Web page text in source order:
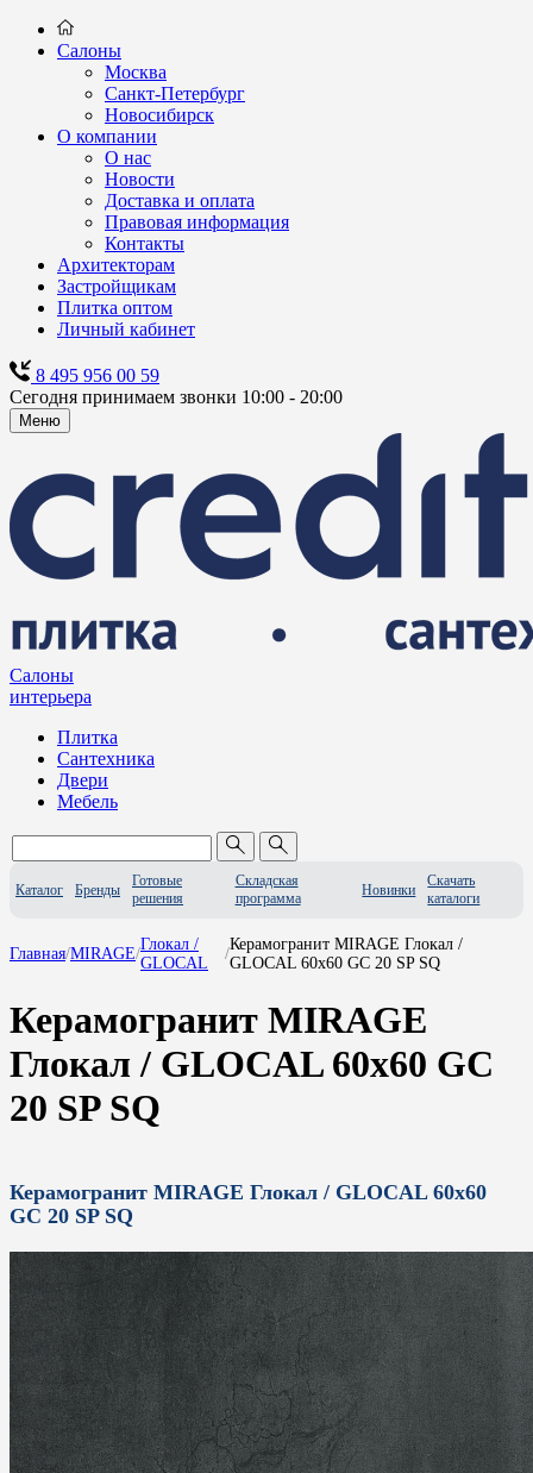
Салоны
Москва
Санкт-Петербург
Новосибирск
О компании
О нас
Новости
Доставка и оплата
Правовая информация
Контакты
Архитекторам
Застройщикам
Плитка оптом
Личный кабинет
8 495 956 00 59
Сегодня принимаем звонки 10:00 - 20:00
Меню
Салоны
интерьера
Плитка
Сантехника
Двери
Мебель
Каталог Бренды
Готовые
решения
Складская
программа
Новинки
Скачать
каталоги
Главная/MIRAGE/
Глокал /
GLOCAL
/
Керамогранит MIRAGE Глокал /
GLOCAL 60x60 GC 20 SP SQ
Керамогранит MIRAGE
Глокал / GLOCAL 60x60 GC
20 SP SQ
Керамогранит MIRAGE Глокал / GLOCAL 60x60
GC 20 SP SQ